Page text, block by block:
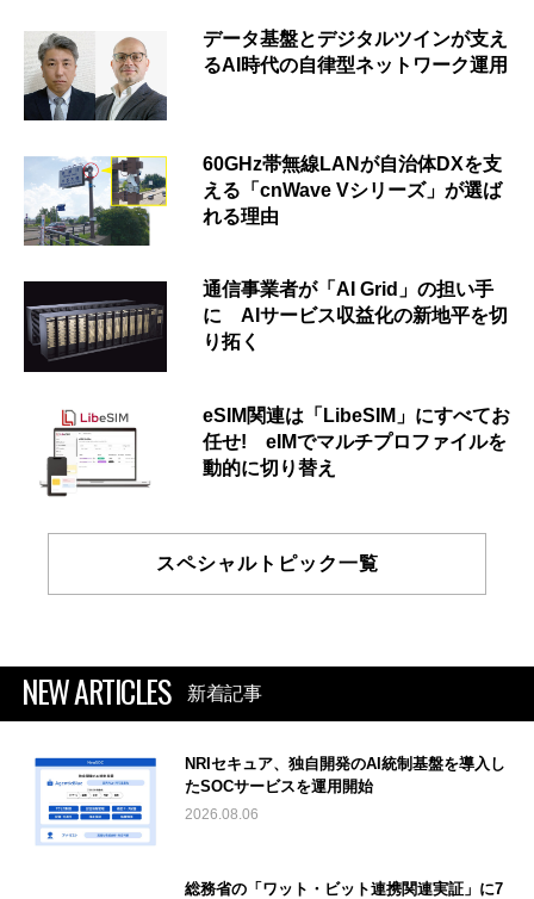
データ基盤とデジタルツインが支え
るAI時代の自律型ネットワーク運用
60GHz帯無線LANが自治体DXを支
える「cnWave Vシリーズ」が選ば
れる理由
通信事業者が「AI Grid」の担い手
に AIサービス収益化の新地平を切
り拓く
eSIM関連は「LibeSIM」にすべてお
任せ! eIMでマルチプロファイルを
動的に切り替え
スペシャルトピック一覧
NEW ARTICLES 新着記事
NRIセキュア、独自開発のAI統制基盤を導入し
たSOCサービスを運用開始
2026.08.06
総務省の「ワット・ビット連携関連実証」に7